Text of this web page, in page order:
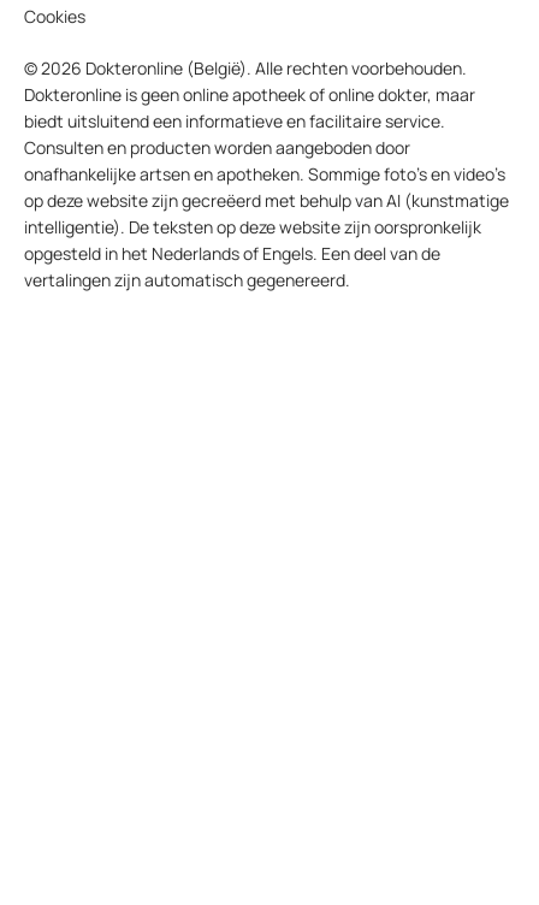
Cookies
© 2026 Dokteronline (België). Alle rechten voorbehouden.
Dokteronline is geen online apotheek of online dokter, maar
biedt uitsluitend een informatieve en facilitaire service.
Consulten en producten worden aangeboden door
onafhankelijke artsen en apotheken. Sommige foto’s en video’s
op deze website zijn gecreëerd met behulp van AI (kunstmatige
intelligentie). De teksten op deze website zijn oorspronkelijk
opgesteld in het Nederlands of Engels. Een deel van de
vertalingen zijn automatisch gegenereerd.